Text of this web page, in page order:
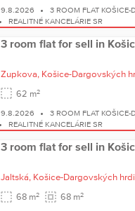
9.8.2026
3 ROOM FLAT
REALITNÉ KANCELÁRIE SR
3 room flat for sell in
Zupkova, Košice-Dargovských
62 m2
9.8.2026
3 ROOM FLAT
REALITNÉ KANCELÁRIE SR
3 room flat for sell in
Jaltská, Košice-Dargovských
68 m2 68 m2